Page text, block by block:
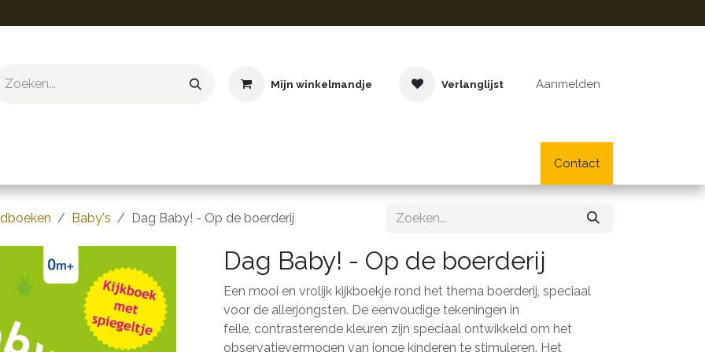
Mijn winkelmandje Verlanglijst Aanmelden
Lifestyle
Contact
Baby's Dag Baby! - Op de boerderij
Dag Baby! - Op de boerderij
Een mooi en vrolijk kijkboekje rond het thema boerderij, speciaal
voor de allerjongsten. De eenvoudige tekeningen in
felle, contrasterende kleuren zijn speciaal ontwikkeld om het
observatievermogen van jonge kinderen te stimuleren. Het